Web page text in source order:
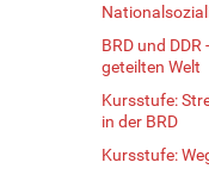
BRD und
geteilten Welt
Kursstufe:
in der BRD
Kursstufe: